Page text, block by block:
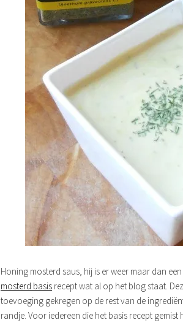
Honing mosterd saus, hij is er weer maar dan
mosterd basis recept wat al op het blog staat.
toevoeging gekregen op de rest van de
randje. Voor iedereen die het basis recept gemist